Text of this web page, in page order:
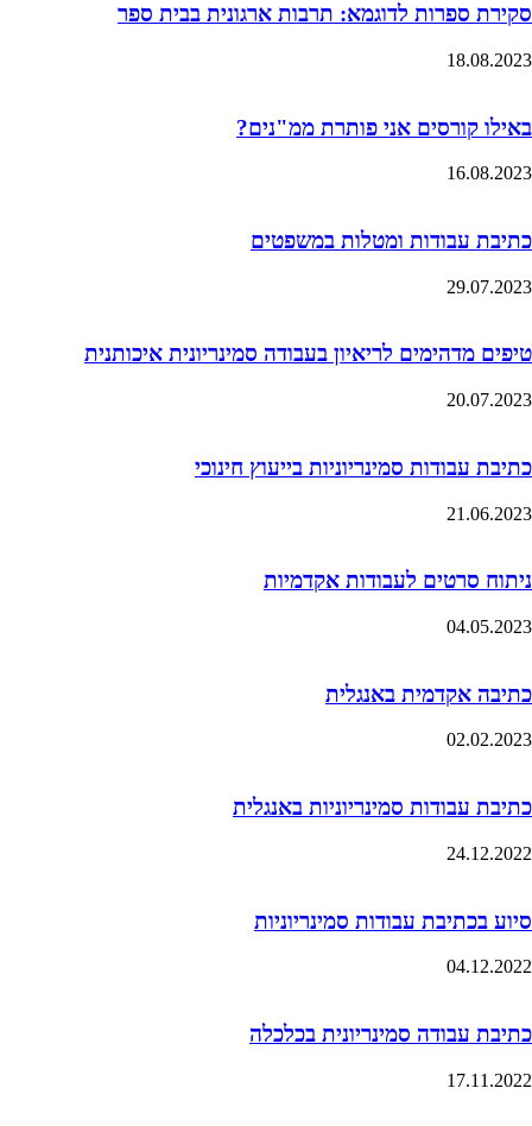
סקירת ספרות לדוגמא: תרבות ארגונית בבית ספר
18.08.2023
באילו קורסים אני פותרת ממ"נים?
16.08.2023
כתיבת עבודות ומטלות במשפטים
29.07.2023
טיפים מדהימים לריאיון בעבודה סמינריונית איכותנית
20.07.2023
כתיבת עבודות סמינריוניות בייעוץ חינוכי
21.06.2023
ניתוח סרטים לעבודות אקדמיות
04.05.2023
כתיבה אקדמית באנגלית
02.02.2023
כתיבת עבודות סמינריוניות באנגלית
24.12.2022
סיוע בכתיבת עבודות סמינריוניות
04.12.2022
כתיבת עבודה סמינריונית בכלכלה
17.11.2022